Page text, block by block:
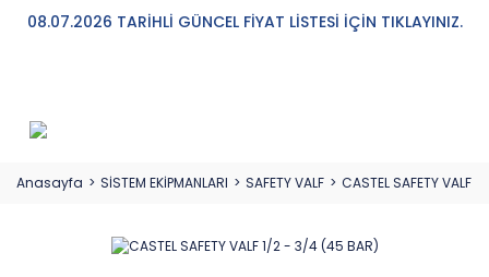
08.07.2026 TARİHLİ GÜNCEL FİYAT LİSTESİ İÇİN TIKLAYINIZ.
Anasayfa SİSTEM EKİPMANLARI SAFETY VALF CASTEL SAFETY VALF